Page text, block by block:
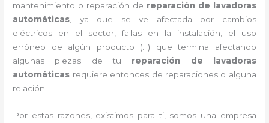
mantenimiento o reparación de reparación de lavadoras
automáticas , ya que se ve afectada por cambios
eléctricos en el sector, fallas en la instalación, el uso
erróneo de algún producto (…) que termina afectando
algunas piezas de tu reparación de lavadoras
automáticas requiere entonces de reparaciones o alguna
relación.
Por estas razones, existimos para ti, somos una empresa